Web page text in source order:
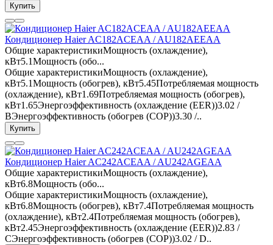
Купить
Кондиционер Haier AC182ACEAA / AU182AEEAA
Общие характеристикиМощность (охлаждение),
кВт5.1Мощность (обо...
Общие характеристикиМощность (охлаждение),
кВт5.1Мощность (обогрев), кВт5.45Потребляемая мощность
(охлаждение), кВт1.69Потребляемая мощность (обогрев),
кВт1.65Энергоэффективность (охлаждение (EER))3.02 /
BЭнергоэффективность (обогрев (COP))3.30 /..
Купить
Кондиционер Haier AC242ACEAA / AU242AGEAA
Общие характеристикиМощность (охлаждение),
кВт6.8Мощность (обо...
Общие характеристикиМощность (охлаждение),
кВт6.8Мощность (обогрев), кВт7.4Потребляемая мощность
(охлаждение), кВт2.4Потребляемая мощность (обогрев),
кВт2.45Энергоэффективность (охлаждение (EER))2.83 /
CЭнергоэффективность (обогрев (COP))3.02 / D..